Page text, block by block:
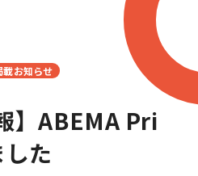
載お知らせ
】ABEMA Pri
た